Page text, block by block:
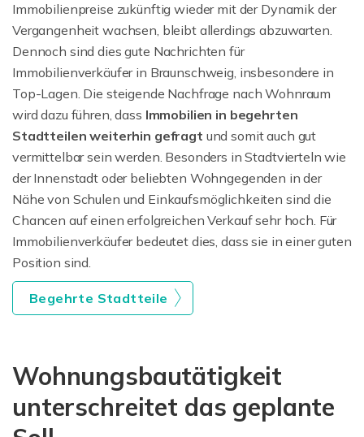
Immobilienpreise zukünftig wieder mit der Dynamik der
Vergangenheit wachsen, bleibt allerdings abzuwarten.
Dennoch sind dies gute Nachrichten für
Immobilienverkäufer in Braunschweig, insbesondere in
Top-Lagen. Die steigende Nachfrage nach Wohnraum
wird dazu führen, dass Immobilien in begehrten
Stadtteilen weiterhin gefragt und somit auch gut
vermittelbar sein werden. Besonders in Stadtvierteln wie
der Innenstadt oder beliebten Wohngegenden in der
Nähe von Schulen und Einkaufsmöglichkeiten sind die
Chancen auf einen erfolgreichen Verkauf sehr hoch. Für
Immobilienverkäufer bedeutet dies, dass sie in einer guten
Position sind.
Begehrte Stadtteile
Wohnungsbautätigkeit
unterschreitet das geplante